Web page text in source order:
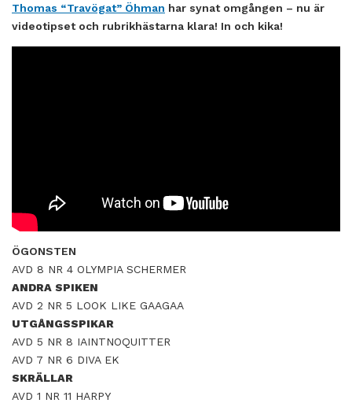
Thomas “Travögat” Öhman har synat omgången – nu är
videotipset och rubrikhästarna klara! In och kika!
ÖGONSTEN
AVD 8 NR 4 OLYMPIA SCHERMER
ANDRA SPIKEN
AVD 2 NR 5 LOOK LIKE GAAGAA
UTGÅNGSSPIKAR
AVD 5 NR 8 IAINTNOQUITTER
AVD 7 NR 6 DIVA EK
SKRÄLLAR
AVD 1 NR 11 HARPY